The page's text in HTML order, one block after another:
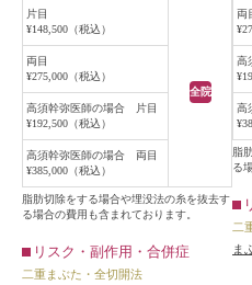
た状態でまつ毛の生え際から約
6.5mmの位置で全切開し、内部処理
を行うことにより二重のラインを作
りました。
その際、必要最小限の余分な脂肪を
切除しました。
手術後は自然な二重まぶたになり、
黒目が見える面積も大きくなりまし
た。
片目
¥148,500（税込）
全院
両目
¥275,000（税込）
高須幹弥医師の場合 片目
¥192,500（税込）
高須幹弥医師の場合 両目
¥385,000（税込）
脂肪切除をする場合や埋没法の糸を抜去す
る場合の費用も含まれております。
リスク・副作用・合併症
二重まぶた・全切開法
後
作
手
し
自
つ
て
象
両
高
高
脂
る
二
ま